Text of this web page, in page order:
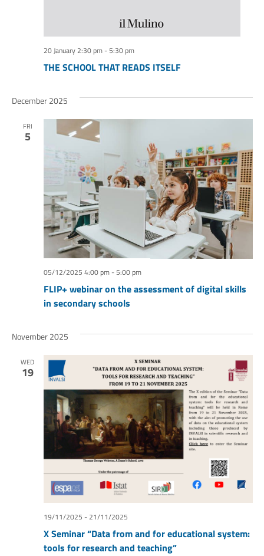
THE SCHOOL THAT READS ITSELF
20 January 2:30 pm-5:30 pm
December 2025
FRI
5
FLIP+ webinar on the assessment of digital skills
in secondary schools
05/12/2025 4:00 pm-5:00 pm
November 2025
WED
19
X Seminar “Data from and for educational system:
tools for research and teaching”
19/11/2025 -21/11/2025